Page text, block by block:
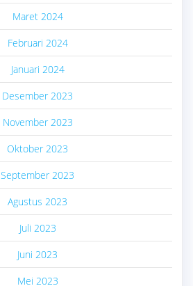
Maret 2024
Februari 2024
Januari 2024
Desember 2023
November 2023
Oktober 2023
September 2023
Agustus 2023
Juli 2023
Juni 2023
Mei 2023